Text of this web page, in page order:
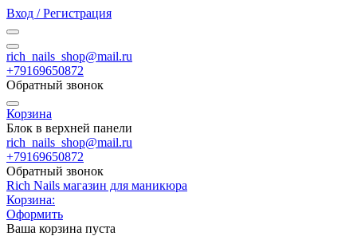
Вход / Регистрация
rich_nails_shop@mail.ru
+79169650872
Обратный звонок
Корзина
Блок в верхней панели
rich_nails_shop@mail.ru
+79169650872
Обратный звонок
Rich Nails магазин для маникюра
Корзина:
Оформить
Ваша корзина пуста